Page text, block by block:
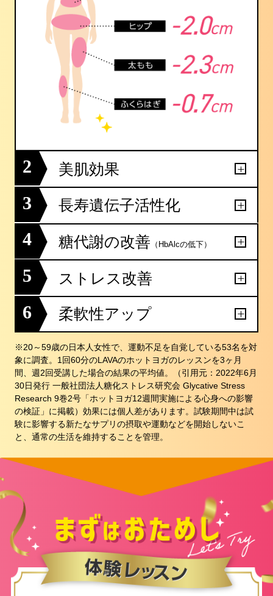
2 美肌効果
3 長寿遺伝子活性化
4 糖代謝の改善 （HbAlcの低下）
5 ストレス改善
6 柔軟性アップ
※20～59歳の日本人女性で、運動不足を自覚している53名を対
象に調査。1回60分のLAVAのホットヨガのレッスンを3ヶ月
間、週2回受講した場合の結果の平均値。（引用元：2022年6月
30日発行 一般社団法人糖化ストレス研究会 Glycative Stress
Research 9巻2号「ホットヨガ12週間実施による心身への影響
の検証」に掲載）効果には個人差があります。試験期間中は試
験に影響する新たなサプリの摂取や運動などを開始しないこ
と、通常の生活を維持することを管理。